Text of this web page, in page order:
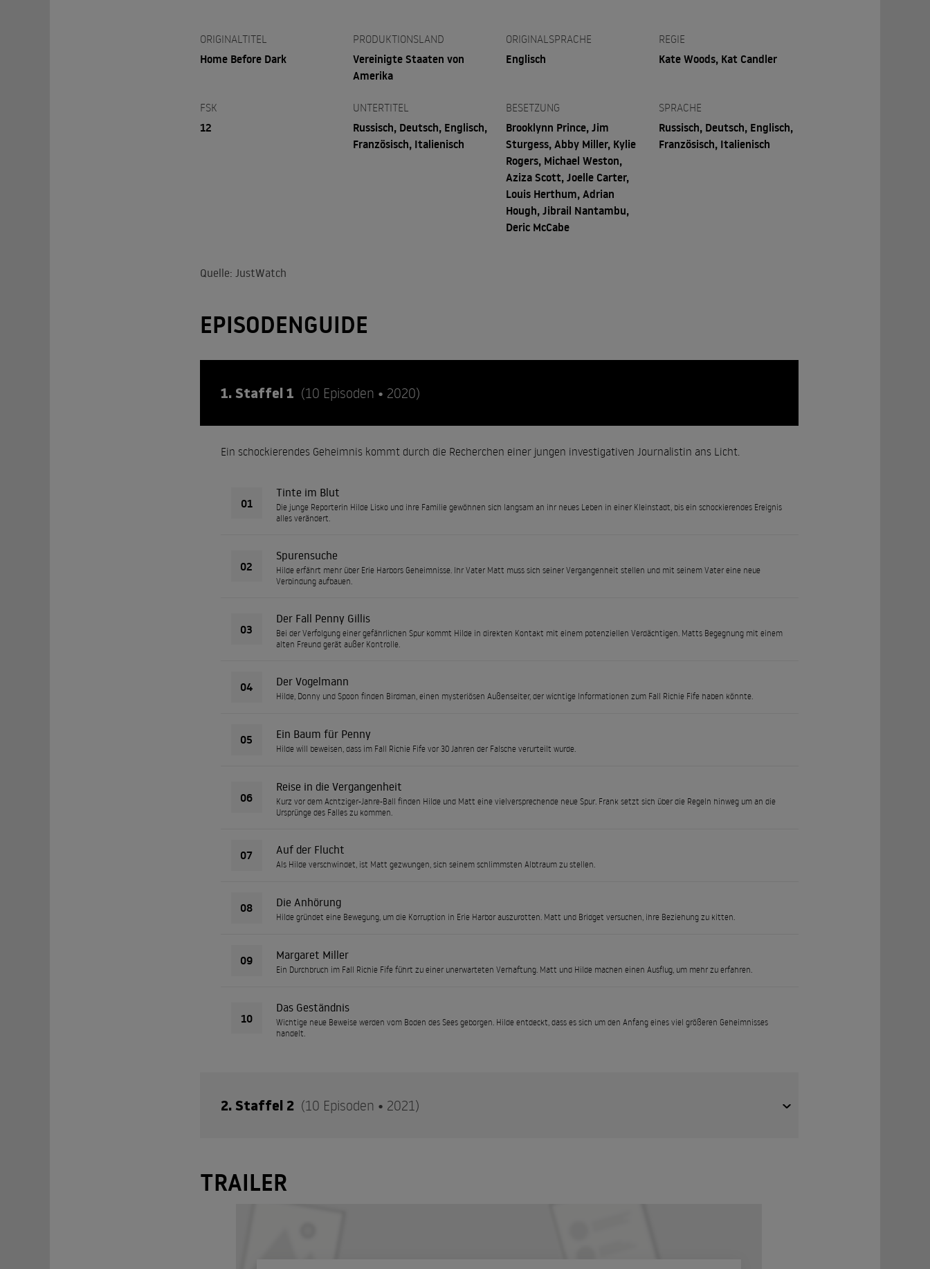
ORIGINALTITEL
Home Before Dark
PRODUKTIONSLAND
Vereinigte Staaten von
Amerika
ORIGINALSPRACHE
Englisch
REGIE
Kate Woods, Kat Candler
FSK
12
UNTERTITEL
Russisch, Deutsch, Englisch,
Französisch, Italienisch
BESETZUNG
Brooklynn Prince, Jim
Sturgess, Abby Miller, Kylie
Rogers, Michael Weston,
Aziza Scott, Joelle Carter,
Louis Herthum, Adrian
Hough, Jibrail Nantambu,
Deric McCabe
SPRACHE
Russisch, Deutsch, Englisch,
Französisch, Italienisch
Quelle: JustWatch
EPISODENGUIDE
1. Staffel 1 (10 Episoden • 2020)
Ein schockierendes Geheimnis kommt durch die Recherchen einer jungen investigativen Journalistin ans Licht.
01
Tinte im Blut
Die junge Reporterin Hilde Lisko und ihre Familie gewöhnen sich langsam an ihr neues Leben in einer Kleinstadt, bis ein schockierendes Ereignis
alles verändert.
02
Spurensuche
Hilde erfährt mehr über Erie Harbors Geheimnisse. Ihr Vater Matt muss sich seiner Vergangenheit stellen und mit seinem Vater eine neue
Verbindung aufbauen.
03
Der Fall Penny Gillis
Bei der Verfolgung einer gefährlichen Spur kommt Hilde in direkten Kontakt mit einem potenziellen Verdächtigen. Matts Begegnung mit einem
alten Freund gerät außer Kontrolle.
04 Der Vogelmann
Hilde, Donny und Spoon finden Birdman, einen mysteriösen Außenseiter, der wichtige Informationen zum Fall Richie Fife haben könnte.
05 Ein Baum für Penny
Hilde will beweisen, dass im Fall Richie Fife vor 30 Jahren der Falsche verurteilt wurde.
06
Reise in die Vergangenheit
Kurz vor dem Achtziger-Jahre-Ball finden Hilde und Matt eine vielversprechende neue Spur. Frank setzt sich über die Regeln hinweg um an die
Ursprünge des Falles zu kommen.
07 Auf der Flucht
Als Hilde verschwindet, ist Matt gezwungen, sich seinem schlimmsten Albtraum zu stellen.
08 Die Anhörung
Hilde gründet eine Bewegung, um die Korruption in Erie Harbor auszurotten. Matt und Bridget versuchen, ihre Beziehung zu kitten.
09 Margaret Miller
Ein Durchbruch im Fall Richie Fife führt zu einer unerwarteten Verhaftung. Matt und Hilde machen einen Ausflug, um mehr zu erfahren.
10
Das Geständnis
Wichtige neue Beweise werden vom Boden des Sees geborgen. Hilde entdeckt, dass es sich um den Anfang eines viel größeren Geheimnisses
handelt.
2. Staffel 2 (10 Episoden • 2021)
TRAILER